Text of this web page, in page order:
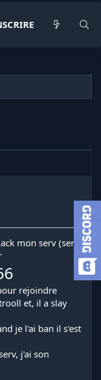
mon serv (serv
rejoindre
et, il a slay
je l'ai ban il s'est
j'ai son